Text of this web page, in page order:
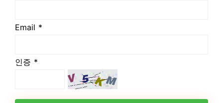
Email *
인증 *